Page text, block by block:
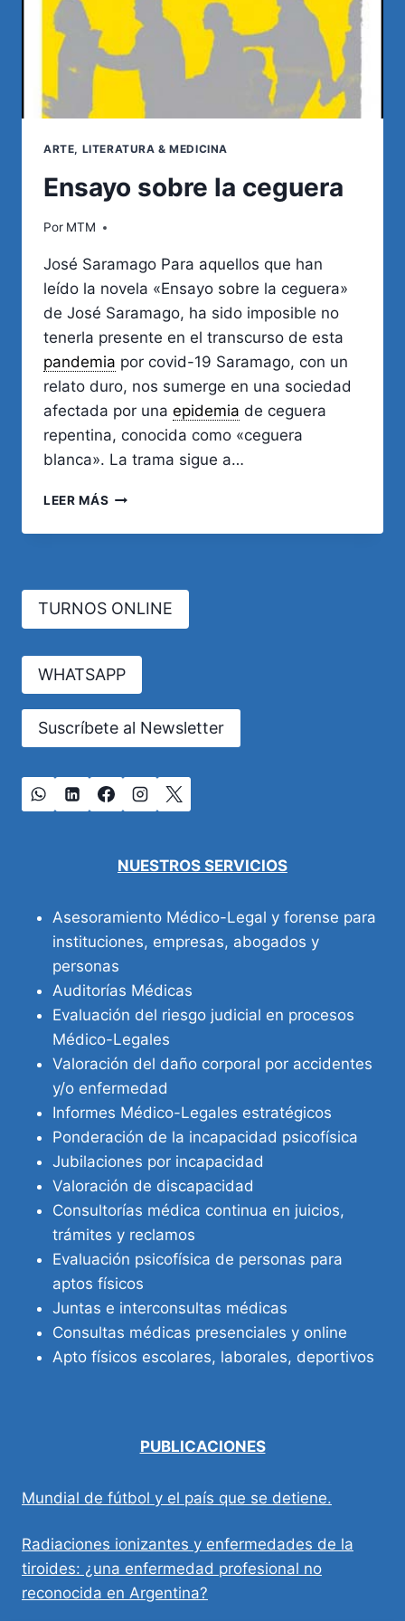
ARTE, LITERATURA & MEDICINA
Ensayo sobre la ceguera
Por MTM
José Saramago Para aquellos que han
leído la novela «Ensayo sobre la ceguera»
de José Saramago, ha sido imposible no
tenerla presente en el transcurso de esta
pandemia por covid-19 Saramago, con un
relato duro, nos sumerge en una sociedad
afectada por una epidemia de ceguera
repentina, conocida como «ceguera
blanca». La trama sigue a…
LEER MÁS ENSAYO
LA
TURNOS ONLINE
WHATSAPP
Suscríbete al Newsletter
NUESTROS SERVICIOS
Asesoramiento Médico-Legal y forense para
instituciones, empresas, abogados y
personas
Auditorías Médicas
Evaluación del riesgo judicial en procesos
Médico-Legales
Valoración del daño corporal por accidentes
y/o enfermedad
Informes Médico-Legales estratégicos
Ponderación de la incapacidad psicofísica
Jubilaciones por incapacidad
Valoración de discapacidad
Consultorías médica continua en juicios,
trámites y reclamos
Evaluación psicofísica de personas para
aptos físicos
Juntas e interconsultas médicas
Consultas médicas presenciales y online
Apto físicos escolares, laborales, deportivos
PUBLICACIONES
Mundial de fútbol y el país que se detiene.
Radiaciones ionizantes y enfermedades de la
tiroides: ¿una enfermedad profesional no
reconocida en Argentina?